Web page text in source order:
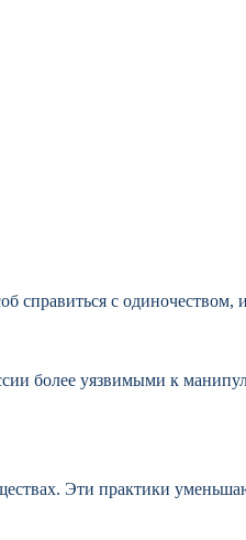
справиться с
более уязвимыми к
Эти практики